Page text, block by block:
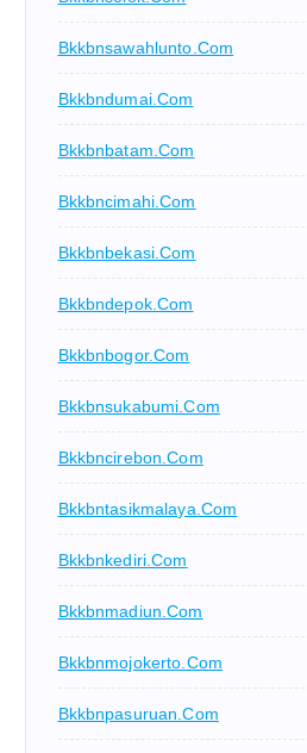
Bkkbnsawahlunto.com
Bkkbndumai.com
Bkkbnbatam.com
Bkkbncimahi.com
Bkkbnbekasi.com
Bkkbndepok.com
Bkkbnbogor.com
Bkkbnsukabumi.com
Bkkbncirebon.com
Bkkbntasikmalaya.com
Bkkbnkediri.com
Bkkbnmadiun.com
Bkkbnmojokerto.com
Bkkbnpasuruan.com